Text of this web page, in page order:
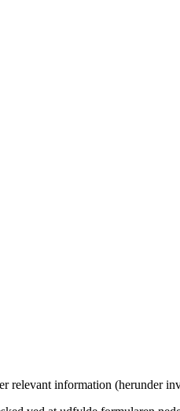
relevant information (herunder